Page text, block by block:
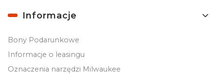
Informacje
Bony Podarunkowe
Informacje o leasingu
Oznaczenia narzędzi Milwaukee